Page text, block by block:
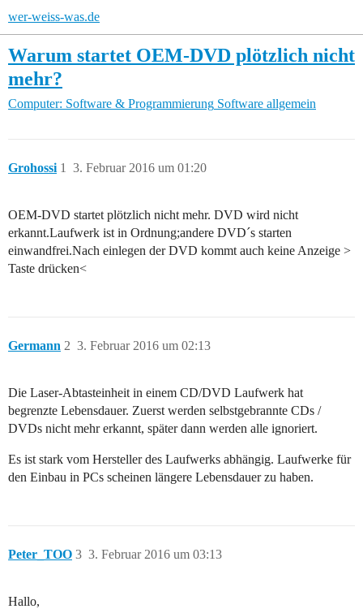
wer-weiss-was.de
Warum startet OEM-DVD plötzlich nicht
mehr?
Computer: Software & Programmierung Software allgemein
Grohossi 3. Februar 2016 um 01:20
1
OEM-DVD startet plötzlich nicht mehr. DVD wird nicht
erkannt.Laufwerk ist in Ordnung;andere DVD´s starten
einwandfrei.Nach einlegen der DVD kommt auch keine Anzeige >
Taste drücken<
Germann 3. Februar 2016 um 02:13
2
Die Laser-Abtasteinheit in einem CD/DVD Laufwerk hat
begrenzte Lebensdauer. Zuerst werden selbstgebrannte CDs /
DVDs nicht mehr erkannt, später dann werden alle ignoriert.
Es ist stark vom Hersteller des Laufwerks abhängig. Laufwerke für
den Einbau in PCs scheinen längere Lebensdauer zu haben.
Peter_TOO 3. Februar 2016 um 03:13
3
Hallo,